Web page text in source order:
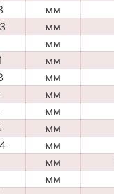
мм
мм
мм
мм
мм
мм
мм
мм
мм
мм
мм